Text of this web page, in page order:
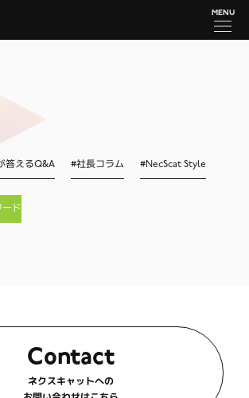
MENU
答えるQ&A #社長コラム #NecScat Style
ード
Contact
ネクスキャットへの